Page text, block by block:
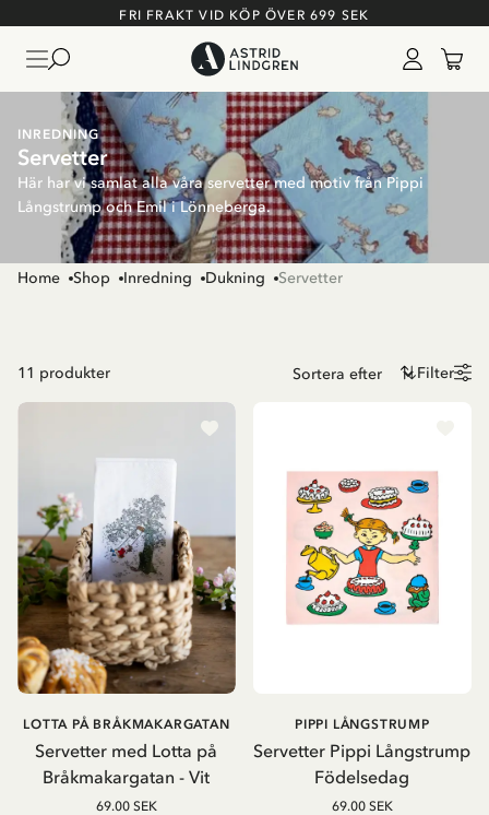
FRI FRAKT VID KÖP ÖVER 699 SEK
INREDNING
Servetter
Här har vi samlat alla våra servetter med motiv från Pippi
Långstrump och Emil i Lönneberga.
Home Shop Inredning Dukning Servetter
11 produkter Filter
Servetter med Lotta på
Bråkmakargatan - Vit
LOTTA PÅ BRÅKMAKARGATAN
69.00 SEK
Servetter Pippi Långstrump
Födelsedag
PIPPI LÅNGSTRUMP
69.00 SEK